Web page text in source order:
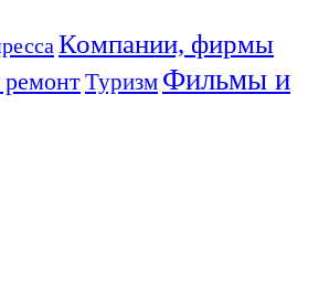
Компании, фирмы
ремонтТуризм Фильмы и